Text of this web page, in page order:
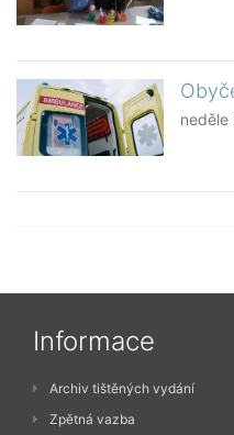
neděle
Informace
Archiv tištěných vydání
Zpětná vazba